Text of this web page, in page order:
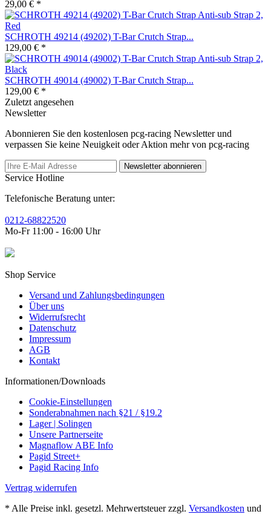
29,00 € *
SCHROTH 49214 (49202) T-Bar Crutch Strap...
129,00 € *
SCHROTH 49014 (49002) T-Bar Crutch Strap...
129,00 € *
Zuletzt angesehen
Newsletter
Abonnieren Sie den kostenlosen pcg-racing Newsletter und
verpassen Sie keine Neuigkeit oder Aktion mehr von pcg-racing
Newsletter abonnieren
Service Hotline
Telefonische Beratung unter:
0212-68822520
Mo-Fr 11:00 - 16:00 Uhr
Shop Service
Versand und Zahlungsbedingungen
Über uns
Widerrufsrecht
Datenschutz
Impressum
AGB
Kontakt
Informationen/Downloads
Cookie-Einstellungen
Sonderabnahmen nach §21 / §19.2
Lager | Solingen
Unsere Partnerseite
Magnaflow ABE Info
Pagid Street+
Pagid Racing Info
Vertrag widerrufen
* Alle Preise inkl. gesetzl. Mehrwertsteuer zzgl. Versandkosten und